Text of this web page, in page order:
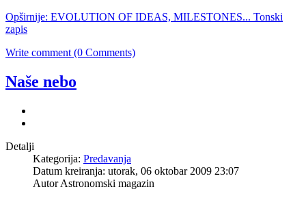
Opširnije: EVOLUTION OF IDEAS, MILESTONES... Tonski
zapis
Write comment (0 Comments)
Naše nebo
Detalji
Kategorija: Predavanja
Datum kreiranja: utorak, 06 oktobar 2009 23:07
Autor Astronomski magazin